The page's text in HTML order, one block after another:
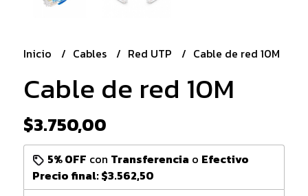
Inicio Cables Red UTP Cable de red 10M
Cable de red 10M
$3.750,00
5% OFF con Transferencia o Efectivo
Precio final:$3.562,50